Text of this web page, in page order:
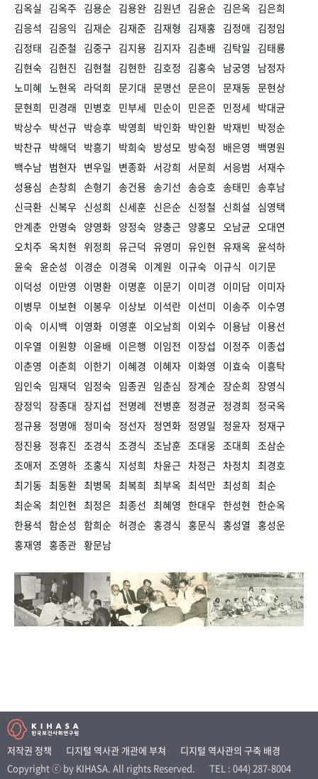
김옥실
김옥주 김용순 김용완 김원년 김윤순 김은옥 김은희
김응석
김응익 김재순 김재준 김재형 김재홍 김정애 김정임
김정태 김준철 김중구 김지용 김지자 김춘배 김탁일
김태룡
김현숙 김현진 김현철 김현한 김호정 김홍숙 남궁영
남정자
노미혜 노현옥 라덕희 문기대 문명선 문은이 문재동 문현상
문현희
민경래 민병호 민부세 민순이 민은준 민정세 박대균
박상수 박선규 박승후 박영희 박인화 박인환 박재빈
박정순
박찬규 박해덕 박흥기 박희숙 방성모 방숙정 배은영
백명원
백수남 범현자 변우일 변종화 서강희 서문희 서응범
서재수
성용심 손창희 손형기 송건용 송기선 송승호 송태민 송후남
신극환 신복우 신성희 신세훈 신은순 신정철 신희설
심영택
안계춘 안명숙 양영화 양정숙 양충근 양홍모 오남균 오대연
오치주 옥치현 위정희 유근덕 유영미 유인현 유재옥 윤석하
윤숙 윤순성 이경순 이경욱 이계원 이규숙 이규식
이기문
이덕성
이만영 이명환 이명훈 이문기 이미경 이미담 이미자
이병무 이보현 이봉우 이상보 이석란 이선미 이송주 이수영
이숙 이시백 이영화 이영훈 이오남희 이외수 이용남 이용선
이우열
이원향 이윤배 이은행 이임전 이장섭 이정주 이종섭
이춘영
이춘희 이한기 이혜경 이혜자 이화영 이효숙 이흥탁
임인숙 임재덕 임정숙 임종권 임춘심 장계순 장순희 장영식
장정익 장종대 장지섭 전명례 전병훈 정경균 정경희
정국옥
정규용 정명애 정미숙 정선자 정연화 정영일 정윤자 정재구
정진용 정휴진 조경식 조경식 조남훈 조대웅 조대희 조삼순
조애저 조영하 조홍식 지성희 차윤근 차정근 차정치 최경호
최기동 최동환 최병목 최복희 최부옥 최석만 최성희 최순
최순옥 최인현 최정은 최종선 최혜영 한대우 한성현 한순옥
한용석 함순성 함희순 허경순 홍경식 홍문식 홍성열 홍성운
홍재영 홍종관 황문남
저작권 정책 디지털 역사관 개관에 부쳐
디지털 역사관의 구축 배경
Copyright ⓒ by KIHASA. All rights Reserved.
TEL : 044) 287-8004